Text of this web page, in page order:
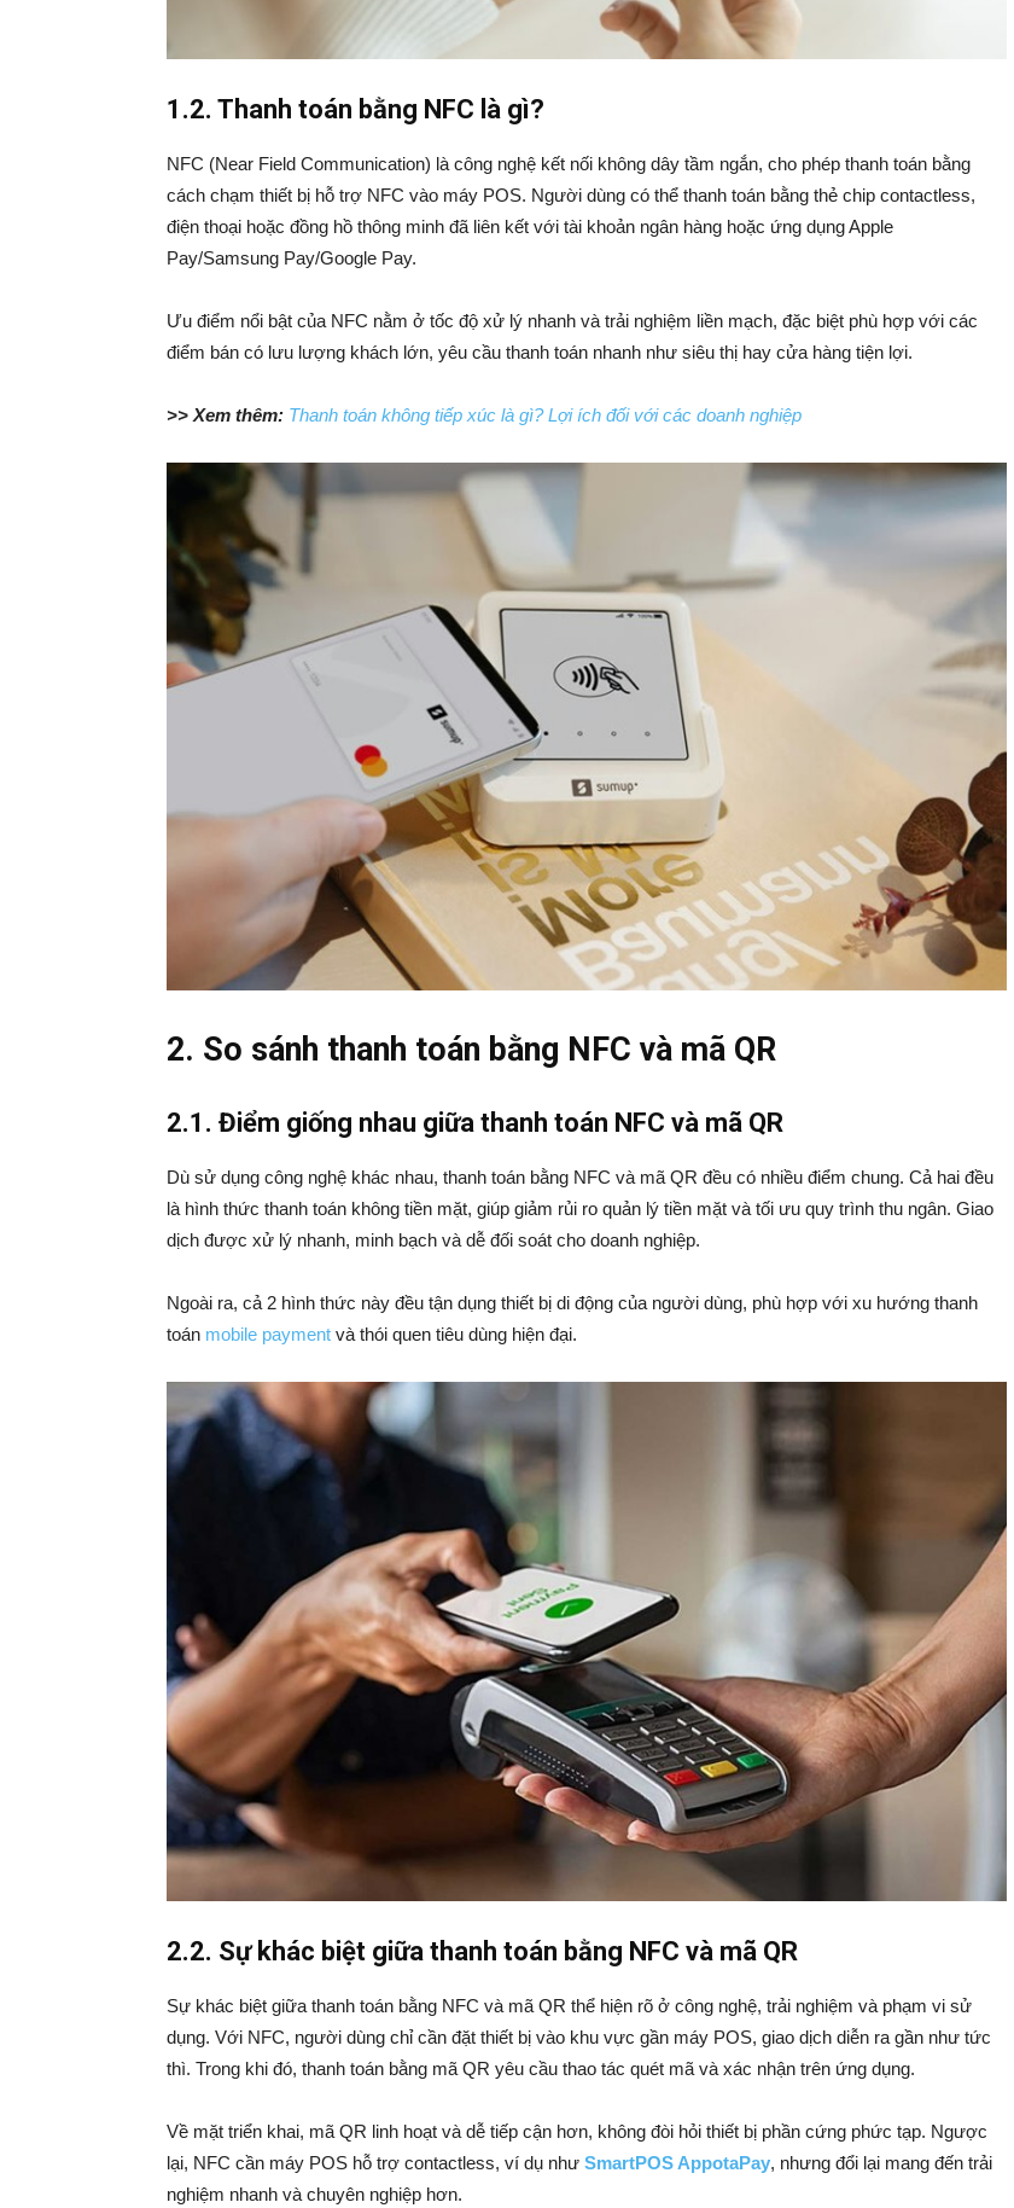
1.2. Thanh toán bằng NFC là gì?
NFC (Near Field Communication) là công nghệ kết nối không dây tầm ngắn, cho phép thanh toán bằng
cách chạm thiết bị hỗ trợ NFC vào máy POS. Người dùng có thể thanh toán bằng thẻ chip contactless,
điện thoại hoặc đồng hồ thông minh đã liên kết với tài khoản ngân hàng hoặc ứng dụng Apple
Pay/Samsung Pay/Google Pay.
Ưu điểm nổi bật của NFC nằm ở tốc độ xử lý nhanh và trải nghiệm liền mạch, đặc biệt phù hợp với các
điểm bán có lưu lượng khách lớn, yêu cầu thanh toán nhanh như siêu thị hay cửa hàng tiện lợi.
>> Xem thêm: Thanh toán không tiếp xúc là gì? Lợi ích đối với các doanh nghiệp
2. So sánh thanh toán bằng NFC và mã QR
2.1. Điểm giống nhau giữa thanh toán NFC và mã QR
Dù sử dụng công nghệ khác nhau, thanh toán bằng NFC và mã QR đều có nhiều điểm chung. Cả hai đều
là hình thức thanh toán không tiền mặt, giúp giảm rủi ro quản lý tiền mặt và tối ưu quy trình thu ngân. Giao
dịch được xử lý nhanh, minh bạch và dễ đối soát cho doanh nghiệp.
Ngoài ra, cả 2 hình thức này đều tận dụng thiết bị di động của người dùng, phù hợp với xu hướng thanh
toán mobile payment và thói quen tiêu dùng hiện đại.
2.2. Sự khác biệt giữa thanh toán bằng NFC và mã QR
Sự khác biệt giữa thanh toán bằng NFC và mã QR thể hiện rõ ở công nghệ, trải nghiệm và phạm vi sử
dụng. Với NFC, người dùng chỉ cần đặt thiết bị vào khu vực gần máy POS, giao dịch diễn ra gần như tức
thì. Trong khi đó, thanh toán bằng mã QR yêu cầu thao tác quét mã và xác nhận trên ứng dụng.
Về mặt triển khai, mã QR linh hoạt và dễ tiếp cận hơn, không đòi hỏi thiết bị phần cứng phức tạp. Ngược
lại, NFC cần máy POS hỗ trợ contactless, ví dụ như SmartPOS AppotaPay, nhưng đổi lại mang đến trải
nghiệm nhanh và chuyên nghiệp hơn.